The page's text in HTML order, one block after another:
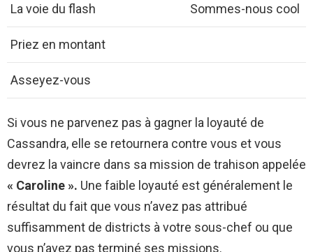
La voie du flash Sommes-nous cool
Priez en montant
Asseyez-vous
Si vous ne parvenez pas à gagner la loyauté de
Cassandra, elle se retournera contre vous et vous
devrez la vaincre dans sa mission de trahison appelée
« Caroline ». Une faible loyauté est généralement le
résultat du fait que vous n’avez pas attribué
suffisamment de districts à votre sous-chef ou que
vous n’avez pas terminé ses missions.